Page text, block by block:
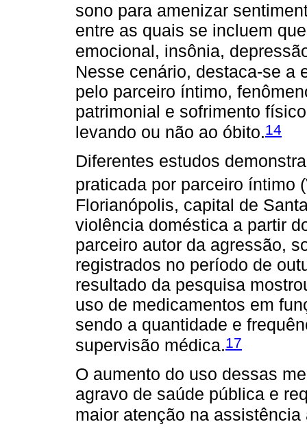
sono para amenizar
entre as quais se incluem
emocional, insônia,
Nesse cenário, destaca-se a
pelo parceiro íntimo,
patrimonial e sofrimento
levando ou não ao óbito.14
Diferentes estudos
praticada por parceiro íntimo
Florianópolis, capital de
violência doméstica a partir
parceiro autor da agressão,
registrados no período de
resultado da pesquisa
uso de medicamentos em
sendo a quantidade e
supervisão médica.17
O aumento do uso dessas
agravo de saúde pública e
maior atenção na assistência